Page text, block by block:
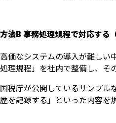
方法B 事務処理規程で対応する
高価なシステムの導入が難しい
処理規程」を社内で整備し、そ
国税庁が公開しているサンプル
歴を記録する」といった内容を